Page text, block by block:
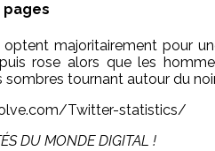
pages
majoritairement pour
rose alors que les
tournant autour du
Twitter-statistics/
DU MONDE DIGITAL !